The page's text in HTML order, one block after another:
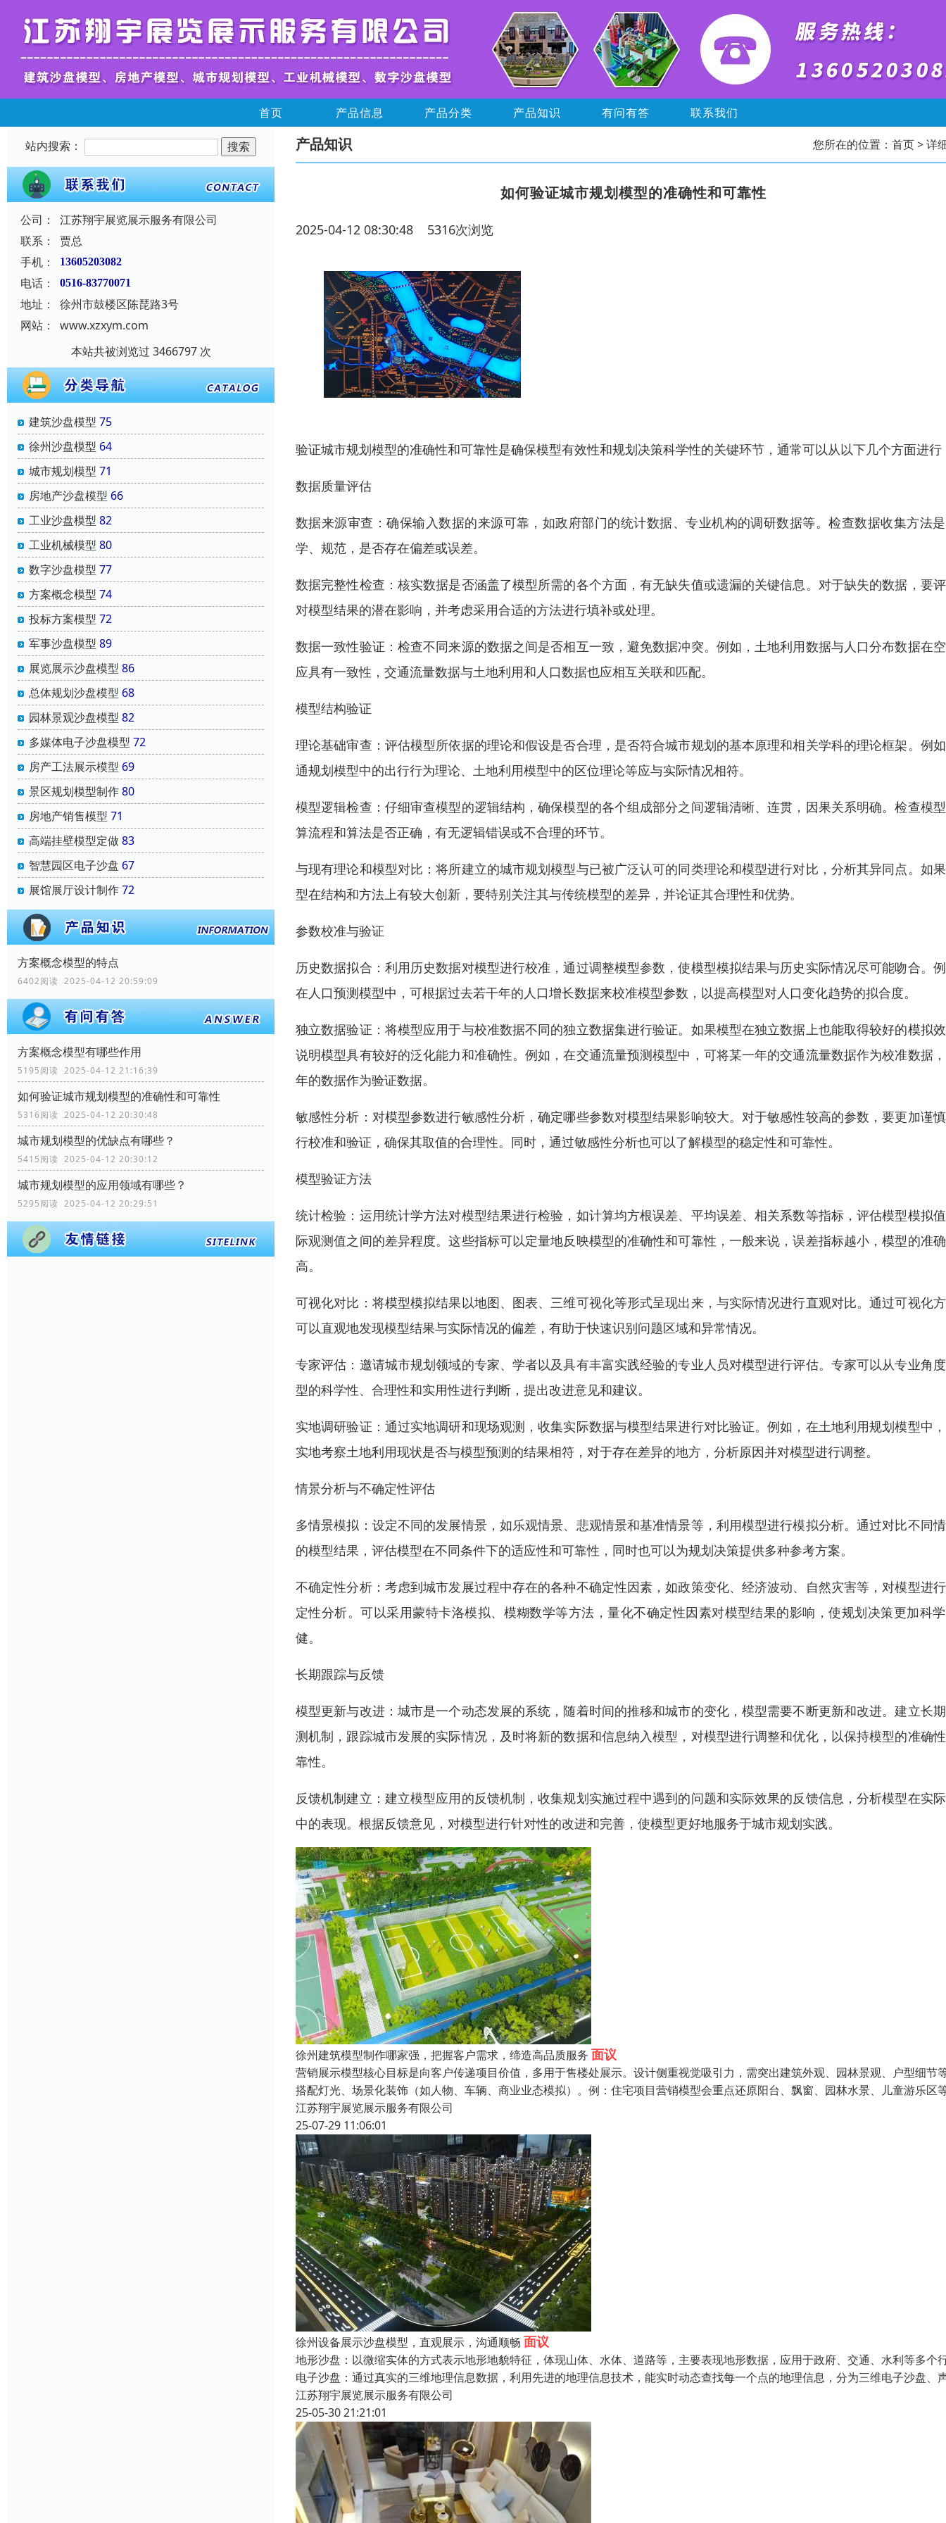
首页 产品信息 产品分类 产品知识 有问有答 联系我们
站内搜索：
公司：
江苏翔宇展览展示服务有限公司
联系：
贾总
手机：
13605203082
电话： 0516-83770071
地址：
徐州市鼓楼区陈琵路3号
网站：
www.xzxym.com
本站共被浏览过 3466797 次
建筑沙盘模型 75
徐州沙盘模型 64
城市规划模型 71
房地产沙盘模型 66
工业沙盘模型 82
工业机械模型 80
数字沙盘模型 77
方案概念模型 74
投标方案模型 72
军事沙盘模型 89
展览展示沙盘模型 86
总体规划沙盘模型 68
园林景观沙盘模型 82
多媒体电子沙盘模型 72
房产工法展示模型 69
景区规划模型制作80
房地产销售模型 71
高端挂壁模型定做83
智慧园区电子沙盘 67
展馆展厅设计制作72
方案概念模型的特点
6402阅读 2025-04-12 20:59:09
方案概念模型有哪些作用
5195阅读 2025-04-12 21:16:39
如何验证城市规划模型的准确性和可靠性
5316阅读 2025-04-12 20:30:48
城市规划模型的优缺点有哪些？
5415阅读 2025-04-12 20:30:12
城市规划模型的应用领域有哪些？
5295阅读 2025-04-12 20:29:51
产品知识 您所在的位置： 首页> 详
如何验证城市规划模型的准确性和可靠性
2025-04-12 08:30:48 5316次浏览
验证城市规划模型的准确性和可靠性是确保模型有效性和规划决策科学性的关键环节，通常可以从以下几个方面进行
数据质量评估
数据来源审查：确保输入数据的来源可靠，如政府部门的统计数据、专业机构的调研数据等。检查数据收集方法
学、规范，是否存在偏差或误差。
数据完整性检查：核实数据是否涵盖了模型所需的各个方面，有无缺失值或遗漏的关键信息。对于缺失的数据，要
对模型结果的潜在影响，并考虑采用合适的方法进行填补或处理。
数据一致性验证：检查不同来源的数据之间是否相互一致，避免数据冲突。例如，土地利用数据与人口分布数据在
应具有一致性，交通流量数据与土地利用和人口数据也应相互关联和匹配。
模型结构验证
理论基础审查：评估模型所依据的理论和假设是否合理，是否符合城市规划的基本原理和相关学科的理论框架。例
通规划模型中的出行行为理论、土地利用模型中的区位理论等应与实际情况相符。
模型逻辑检查：仔细审查模型的逻辑结构，确保模型的各个组成部分之间逻辑清晰、连贯，因果关系明确。检查模
算流程和算法是否正确，有无逻辑错误或不合理的环节。
与现有理论和模型对比：将所建立的城市规划模型与已被广泛认可的同类理论和模型进行对比，分析其异同点。如
型在结构和方法上有较大创新，要特别关注其与传统模型的差异，并论证其合理性和优势。
参数校准与验证
历史数据拟合：利用历史数据对模型进行校准，通过调整模型参数，使模型模拟结果与历史实际情况尽可能吻合。
在人口预测模型中，可根据过去若干年的人口增长数据来校准模型参数，以提高模型对人口变化趋势的拟合度。
独立数据验证：将模型应用于与校准数据不同的独立数据集进行验证。如果模型在独立数据上也能取得较好的模拟
说明模型具有较好的泛化能力和准确性。例如，在交通流量预测模型中，可将某一年的交通流量数据作为校准数据
年的数据作为验证数据。
敏感性分析：对模型参数进行敏感性分析，确定哪些参数对模型结果影响较大。对于敏感性较高的参数，要更加谨
行校准和验证，确保其取值的合理性。同时，通过敏感性分析也可以了解模型的稳定性和可靠性。
模型验证方法
统计检验：运用统计学方法对模型结果进行检验，如计算均方根误差、平均误差、相关系数等指标，评估模型模拟
际观测值之间的差异程度。这些指标可以定量地反映模型的准确性和可靠性，一般来说，误差指标越小，模型的准
高。
可视化对比：将模型模拟结果以地图、图表、三维可视化等形式呈现出来，与实际情况进行直观对比。通过可视化
可以直观地发现模型结果与实际情况的偏差，有助于快速识别问题区域和异常情况。
专家评估：邀请城市规划领域的专家、学者以及具有丰富实践经验的专业人员对模型进行评估。专家可以从专业角
型的科学性、合理性和实用性进行判断，提出改进意见和建议。
实地调研验证：通过实地调研和现场观测，收集实际数据与模型结果进行对比验证。例如，在土地利用规划模型中
实地考察土地利用现状是否与模型预测的结果相符，对于存在差异的地方，分析原因并对模型进行调整。
情景分析与不确定性评估
多情景模拟：设定不同的发展情景，如乐观情景、悲观情景和基准情景等，利用模型进行模拟分析。通过对比不同
的模型结果，评估模型在不同条件下的适应性和可靠性，同时也可以为规划决策提供多种参考方案。
不确定性分析：考虑到城市发展过程中存在的各种不确定性因素，如政策变化、经济波动、自然灾害等，对模型进
定性分析。可以采用蒙特卡洛模拟、模糊数学等方法，量化不确定性因素对模型结果的影响，使规划决策更加科
健。
长期跟踪与反馈
模型更新与改进：城市是一个动态发展的系统，随着时间的推移和城市的变化，模型需要不断更新和改进。建立长
测机制，跟踪城市发展的实际情况，及时将新的数据和信息纳入模型，对模型进行调整和优化，以保持模型的准确
靠性。
反馈机制建立：建立模型应用的反馈机制，收集规划实施过程中遇到的问题和实际效果的反馈信息，分析模型在实
中的表现。根据反馈意见，对模型进行针对性的改进和完善，使模型更好地服务于城市规划实践。
徐州建筑模型制作哪家强，把握客户需求，缔造高品质服务 面议
营销展示模型核心目标是向客户传递项目价值，多用于售楼处展示。设计侧重视觉吸引力，需突出建筑外观、园林景观、户型细节
搭配灯光、场景化装饰（如人物、车辆、商业业态模拟）。例：住宅项目营销模型会重点还原阳台、飘窗、园林水景、儿童游乐区
江苏翔宇展览展示服务有限公司
25-07-29 11:06:01
徐州设备展示沙盘模型，直观展示，沟通顺畅 面议
地形沙盘：以微缩实体的方式表示地形地貌特征，体现山体、水体、道路等，主要表现地形数据，应用于政府、交通、水利等多个
电子沙盘：通过真实的三维地理信息数据，利用先进的地理信息技术，能实时动态查找每一个点的地理信息，分为三维电子沙盘、
江苏翔宇展览展示服务有限公司
25-05-30 21:21:01